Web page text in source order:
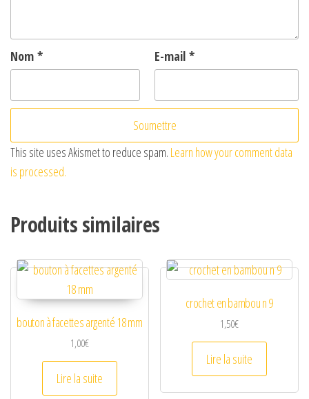
Nom * E-mail *
This site uses Akismet to reduce spam. Learn how your comment data
is processed.
Produits similaires
bouton à facettes argenté 18 mm
1,00€
Lire la suite
crochet en bambou n 9
1,50€
Lire la suite